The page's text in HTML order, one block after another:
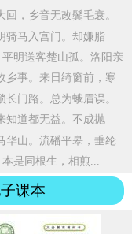
回，乡音无改鬓毛衰。
骑马入宫门。却嫌脂
明送客楚山孤。洛阳亲
乡事。来日绮窗前，寒
长门路。总为蛾眉误。
知道都无益。不成抛
华山。流磻平皋，垂纶
是同根生，相煎...
课本